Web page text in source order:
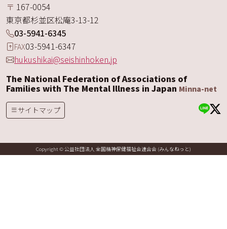
〒 167-0054
東京都杉並区松庵3-13-12
03-5941-6345
FAX03-5941-6347
hukushikai@seishinhoken.jp
The National Federation of Associations of
Families with The Mental Illness in Japan Minna-net
サイトマップ
Copyright © 公益社団法人 全国精神保健福祉会連合会 (みんなねっと)